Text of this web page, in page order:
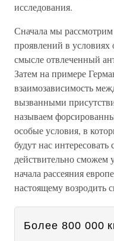
исследования.
Сначала мы
проявлений в условиях
смысле отвлеченный
Затем на примере
взаимозависимость
вызванными
называем
особые условия, в
будут нас
действительно сможем
начала рассеяния
настоящему возродить
Более 800 000